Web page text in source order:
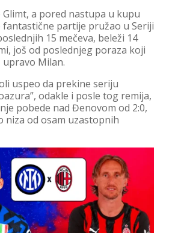
Glimt, a pored nastupa u kupu
partije pružao u Seriji
15 mečeva, beleži 14
još od poslednjeg poraza koji
upravo Milan.
uspeo da prekine seriju
odakle i posle tog remija,
pobede nad Đenovom od 2:0,
niza od osam uzastopnih